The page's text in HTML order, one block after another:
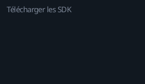
Télécharger les SDK